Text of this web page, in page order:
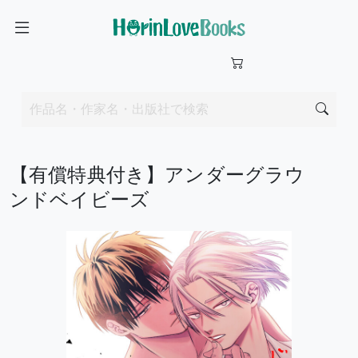
【有償特典付き】アンダーグラウ
ンドベイビーズ